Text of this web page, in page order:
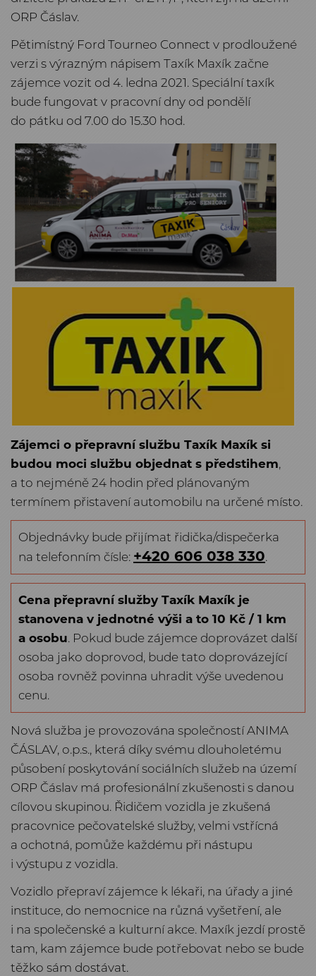
ORP Čáslav.
Pětimístný Ford Tourneo Connect v prodloužené
verzi s výrazným nápisem Taxík Maxík začne
zájemce vozit od 4. ledna 2021. Speciální taxík
bude fungovat v pracovní dny od pondělí
do pátku od 7.00 do 15.30 hod.
Zájemci o přepravní službu Taxík Maxík si
budou moci službu objednat s předstihem,
a to nejméně 24 hodin před plánovaným
termínem přistavení automobilu na určené místo.
Objednávky bude přijímat řidička/dispečerka
na telefonním čísle: +420 606 038 330.
Cena přepravní služby Taxík Maxík je
stanovena v jednotné výši a to 10 Kč / 1 km
a osobu. Pokud bude zájemce doprovázet další
osoba jako doprovod, bude tato doprovázející
osoba rovněž povinna uhradit výše uvedenou
cenu.
Nová služba je provozována společností ANIMA
ČÁSLAV, o.p.s., která díky svému dlouholetému
působení poskytování sociálních služeb na území
ORP Čáslav má profesionální zkušenosti s danou
cílovou skupinou. Řidičem vozidla je zkušená
pracovnice pečovatelské služby, velmi vstřícná
a ochotná, pomůže každému při nástupu
i výstupu z vozidla.
Vozidlo přepraví zájemce k lékaři, na úřady a jiné
instituce, do nemocnice na různá vyšetření, ale
i na společenské a kulturní akce. Maxík jezdí prostě
tam, kam zájemce bude potřebovat nebo se bude
těžko sám dostávat.